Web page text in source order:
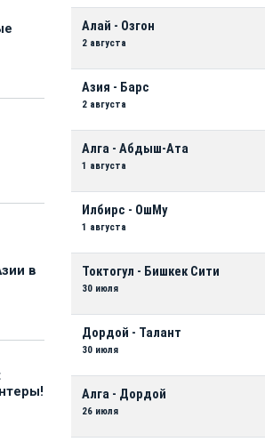
в
Алай - Озгон
2 августа
Азия - Барс
2 августа
Алга - Абдыш-Ата
1 августа
Илбирс - ОшМу
1 августа
Токтогул - Бишкек Сити
30 июля
Дордой - Талант
30 июля
Алга - Дордой
26 июля